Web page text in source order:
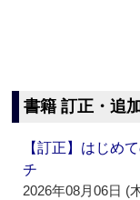
書籍 訂正・追
【訂正】はじめ
チ
2026年08月06日 (